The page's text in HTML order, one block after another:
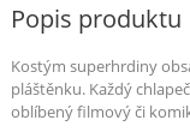
Popis produktu
Kostým superhrdiny
pláštěnku. Každý
oblíbený filmový či